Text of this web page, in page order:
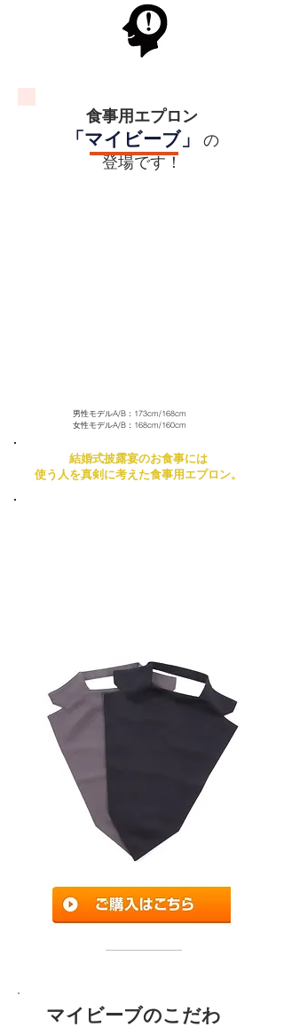
食事用エプロン
「マイビーブ」
の
登場です！
​男性モデルA/B：173cm/168cm
女性モデルA/B：168cm/160cm
結婚式披露宴のお食事には
使う人を真剣に考えた食事用エプロン。
マイビーブのこだわ